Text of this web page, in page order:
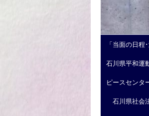
「当面の日程
石川県平和運
ピースセンタ
石川県社会